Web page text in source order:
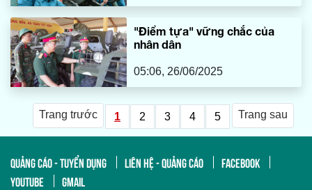
"Điểm tựa" vững chắc của
nhân dân
05:06, 26/06/2025
Trang trước 1 2 3 4 5 Trang sau
QUẢNG CÁO - TUYỂN DỤNG LIÊN HỆ - QUẢNG CÁO
FACEBOOK
YOUTUBE
GMAIL